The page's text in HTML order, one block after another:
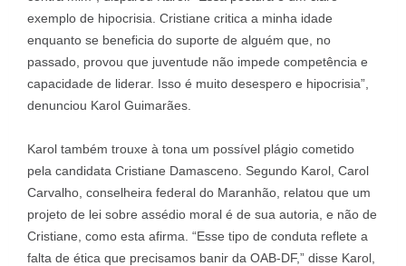
exemplo de hipocrisia. Cristiane critica a minha idade
enquanto se beneficia do suporte de alguém que, no
passado, provou que juventude não impede competência e
capacidade de liderar. Isso é muito desespero e hipocrisia”,
denunciou Karol Guimarães.
Karol também trouxe à tona um possível plágio cometido
pela candidata Cristiane Damasceno. Segundo Karol, Carol
Carvalho, conselheira federal do Maranhão, relatou que um
projeto de lei sobre assédio moral é de sua autoria, e não de
Cristiane, como esta afirma. “Esse tipo de conduta reflete a
falta de ética que precisamos banir da OAB-DF,” disse Karol,